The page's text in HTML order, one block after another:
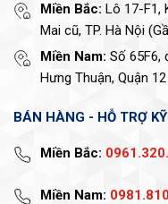
Miền Bắc: Lô 17-F1,
Mai cũ, TP. Hà Nội
Miền Nam: Số 65F6,
Hưng Thuận, Quận
BÁN HÀNG - HỖ TRỢ
Miền Bắc:
Miền Nam: